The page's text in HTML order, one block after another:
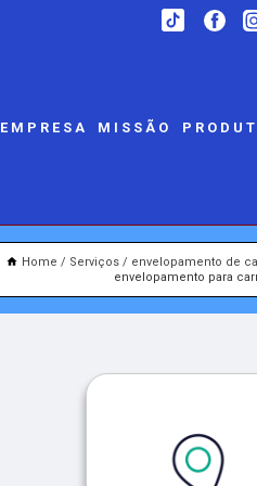
EMPRESA MISSÃO
Home Serviços envelopamento de
envelopamento para